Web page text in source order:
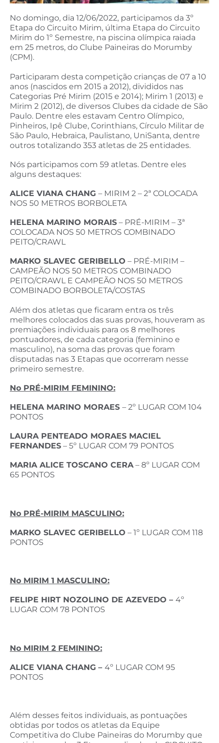
No domingo, dia 12/06/2022, participamos da 3º
Etapa do Circuito Mirim, última Etapa do Circuito
Mirim do 1º Semestre, na piscina olímpica raiada
em 25 metros, do Clube Paineiras do Morumby
(CPM).
Participaram desta competição crianças de 07 a 10
anos (nascidos em 2015 a 2012), divididos nas
Categorias Pré Mirim (2015 e 2014); Mirim 1 (2013) e
Mirim 2 (2012), de diversos Clubes da cidade de São
Paulo. Dentre eles estavam Centro Olímpico,
Pinheiros, Ipê Clube, Corinthians, Círculo Militar de
São Paulo, Hebraica, Paulistano, UniSanta, dentre
outros totalizando 353 atletas de 25 entidades.
Nós participamos com 59 atletas. Dentre eles
alguns destaques:
ALICE VIANA CHANG – MIRIM 2 – 2ª COLOCADA
NOS 50 METROS BORBOLETA
HELENA MARINO MORAIS – PRÉ-MIRIM – 3ª
COLOCADA NOS 50 METROS COMBINADO
PEITO/CRAWL
MARKO SLAVEC GERIBELLO – PRÉ-MIRIM –
CAMPEÃO NOS 50 METROS COMBINADO
PEITO/CRAWL E CAMPEÃO NOS 50 METROS
COMBINADO BORBOLETA/COSTAS
Além dos atletas que ficaram entra os três
melhores colocados das suas provas, houveram as
premiações individuais para os 8 melhores
pontuadores, de cada categoria (feminino e
masculino), na soma das provas que foram
disputadas nas 3 Etapas que ocorreram nesse
primeiro semestre.
No PRÉ-MIRIM FEMININO:
HELENA MARINO MORAES – 2º LUGAR COM 104
PONTOS
LAURA PENTEADO MORAES MACIEL
FERNANDES – 5º LUGAR COM 79 PONTOS
MARIA ALICE TOSCANO CERA– 8º LUGAR COM
65 PONTOS
No PRÉ-MIRIM MASCULINO:
MARKO SLAVEC GERIBELLO – 1º LUGAR COM 118
PONTOS
No MIRIM 1 MASCULINO:
FELIPE HIRT NOZOLINO DE AZEVEDO – 4º
LUGAR COM 78 PONTOS
No MIRIM 2 FEMININO:
ALICE VIANA CHANG – 4º LUGAR COM 95
PONTOS
Além desses feitos individuais, as pontuações
obtidas por todos os atletas da Equipe
Competitiva do Clube Paineiras do Morumby que